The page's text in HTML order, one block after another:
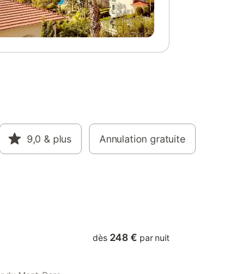
nombreux équipements viendront
compléter votre confort (téléviseur,
appareil à raclette, etc...). Un local à ski
est également à votre disposition au sous-
sol de l'immeuble. L'accès Wifi est gratuit
9,0 & plus Annulation gratuite
dès 248 € par nuit